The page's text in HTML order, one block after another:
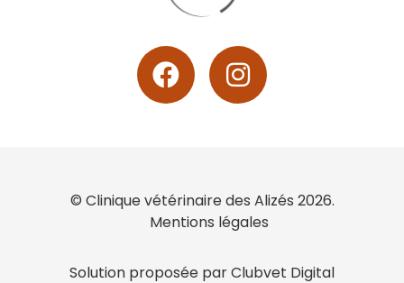
© Clinique vétérinaire des Alizés 2026.
Mentions légales
Solution proposée par Clubvet Digital